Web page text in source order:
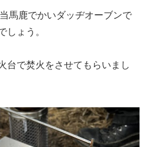
馬鹿でかいダッヂオーブンで
しょう。
台で焚火をさせてもらいまし